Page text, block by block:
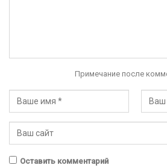
Примечание после
Оставить комментарий